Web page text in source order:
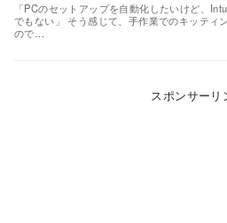
「PCのセットアップを自動化したいけど、
でもない」 そう感じて、手作業でのキッティ
ので…
スポンサーリ